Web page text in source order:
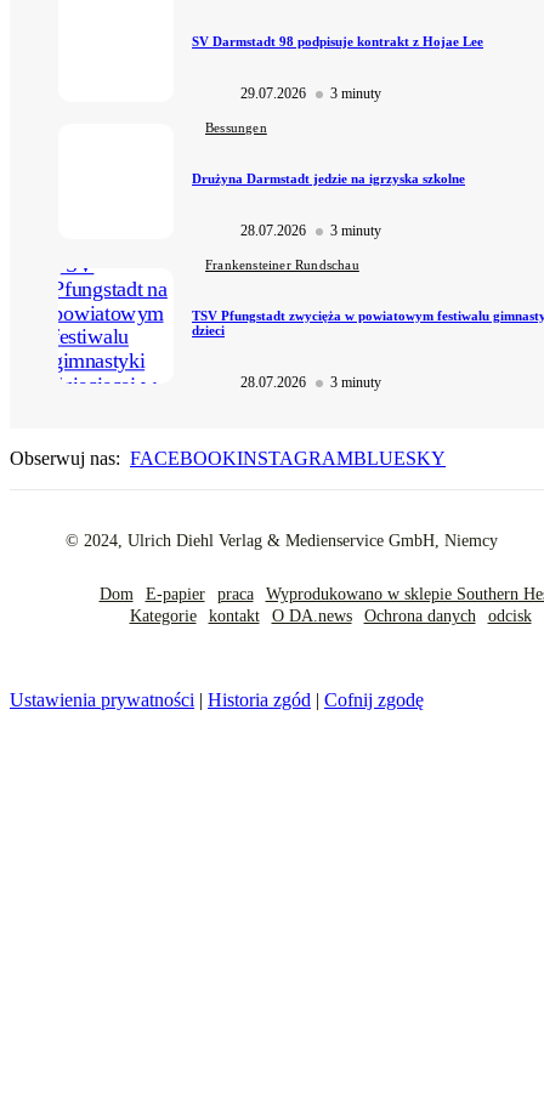
SV Darmstadt 98 podpisuje kontrakt z Hojae Lee
29.07.2026 3 minuty
Bessungen
Drużyna Darmstadt jedzie na igrzyska szkolne
28.07.2026 3 minuty
Frankensteiner Rundschau
TSV Pfungstadt zwycięża w powiatowym festiwalu
dzieci
28.07.2026 3 minuty
Obserwuj nas: FACEBOOKINSTAGRAMBLUESKY
© 2024, Ulrich Diehl Verlag & Medienservice GmbH, Niemcy
Dom E-papier praca
Wyprodukowano w sklepie Southern
Kategorie
kontakt O DA.news Ochrona danych odcisk
Ustawienia prywatności | Historia zgód | Cofnij zgodę